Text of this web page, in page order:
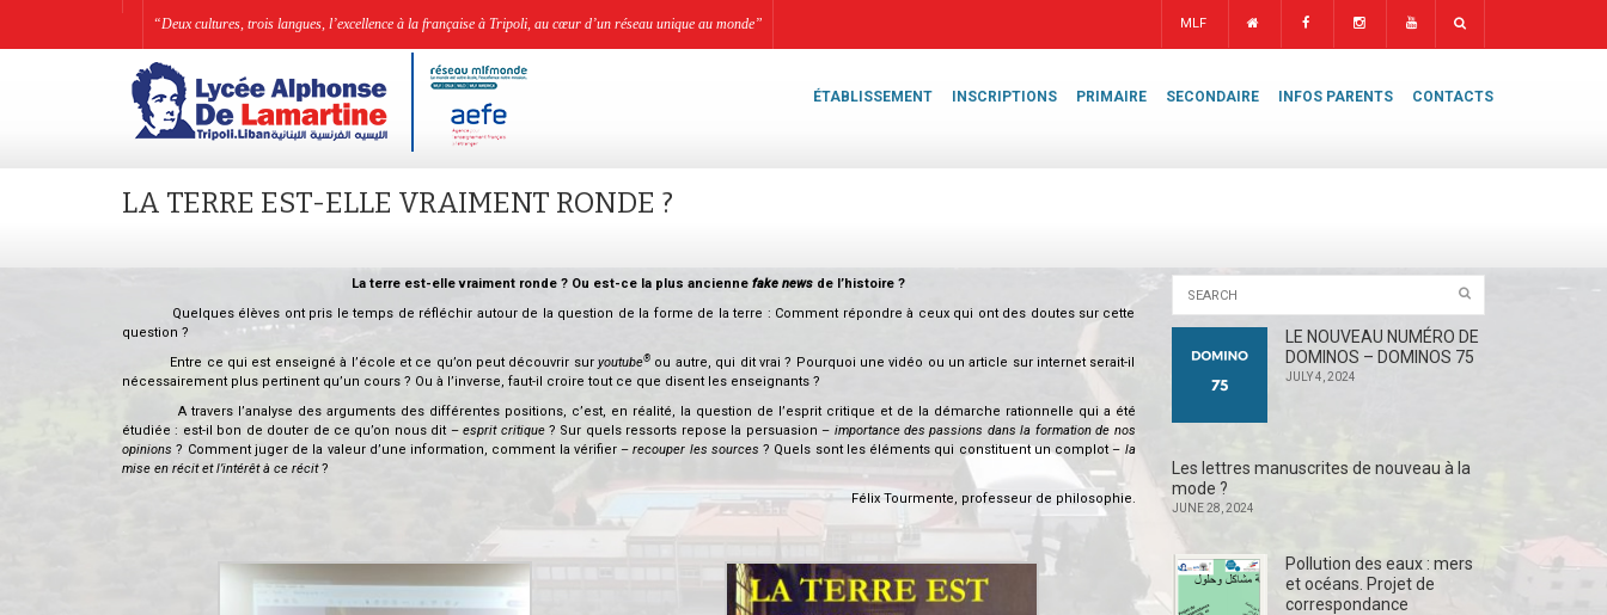
“Deux cultures, trois langues, l’excellence à la française à Tripoli, au cœur d’un réseau unique au monde” MLF
ÉTABLISSEMENT INSCRIPTIONS PRIMAIRE SECONDAIRE INFOS PARENTS CONTACTS
LA TERRE EST-ELLE VRAIMENT RONDE ?
La terre est-elle vraiment ronde ? Ou est-ce la plus anciennefake news de l’histoire ?
Quelques élèves ont pris le temps de réfléchir autour de la question de la forme de la terre : Comment répondre à ceux qui ont des doutes sur cette
question ?
Entre ce qui est enseigné à l’école et ce qu’on peut découvrir suryoutube® ou autre, qui dit vrai ? Pourquoi une vidéo ou un article sur internet serait-il
nécessairement plus pertinent qu’un cours ? Ou à l’inverse, faut-il croire tout ce que disent les enseignants ?
A travers l’analyse des arguments des différentes positions, c’est, en réalité, la question de l’esprit critique et de la démarche rationnelle qui a été
étudiée : est-il bon de douter de ce qu’on nous dit –esprit critique? Sur quels ressorts repose la persuasion – importance des passions dans la formation de nos
opinions ? Comment juger de la valeur d’une information, comment la vérifier –recouper les sources ? Quels sont les éléments qui constituent un complot – la
mise en récit et l’intérêt à ce récit?
Félix Tourmente, professeur de philosophie.
LE NOUVEAU NUMÉRO DE
DOMINOS – DOMINOS 75
JULY 4, 2024
Les lettres manuscrites de nouveau à la
mode ?
JUNE 28, 2024
Pollution des eaux : mers
et océans. Projet de
correspondance